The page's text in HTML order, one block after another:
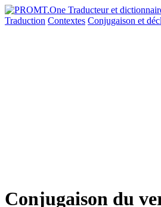
Traduction Contextes Conjugaison et
Conjugaison du